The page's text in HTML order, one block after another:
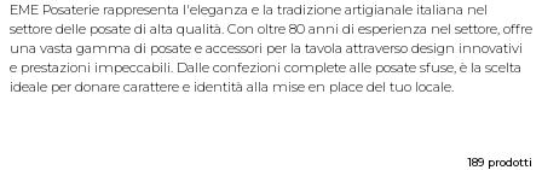
EME Posaterie rappresenta l'eleganza e la tradizione artigianale italiana nel
settore delle posate di alta qualità. Con oltre 80 anni di esperienza nel settore, offre
una vasta gamma di posate e accessori per la tavola attraverso design innovativi
e prestazioni impeccabili. Dalle confezioni complete alle posate sfuse, è la scelta
ideale per donare carattere e identità alla mise en place del tuo locale.
189 prodotti